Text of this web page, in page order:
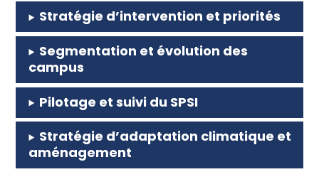
Stratégie d’intervention et priorités
Segmentation et évolution des
campus
Pilotage et suivi du SPSI
Stratégie d’adaptation climatique et
aménagement